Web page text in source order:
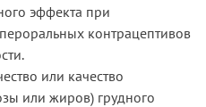
эффекта при
контрацептивов
или качество
или жиров) грудного